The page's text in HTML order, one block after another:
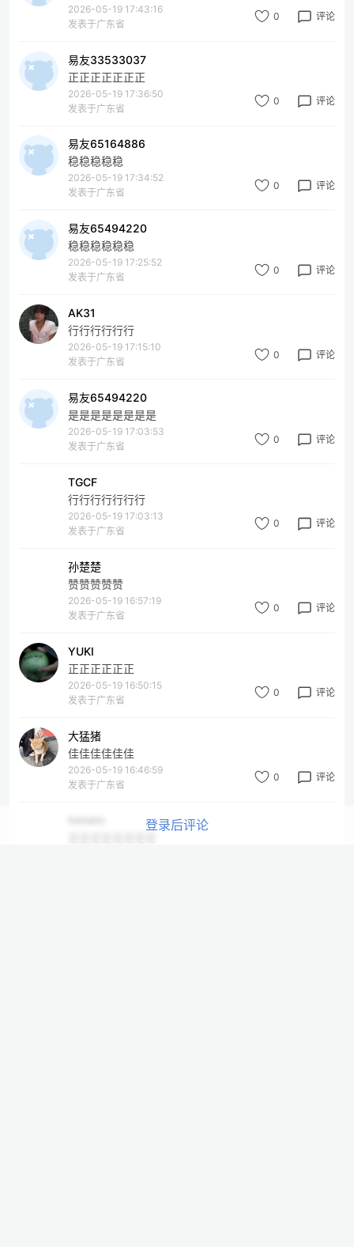
2026-05-19 17:43:16
发表于广东省
0 评论
易友33533037
正正正正正正正
2026-05-19 17:36:50
发表于广东省
0 评论
易友65164886
稳稳稳稳稳
2026-05-19 17:34:52
发表于广东省
0 评论
易友65494220
稳稳稳稳稳稳
2026-05-19 17:25:52
发表于广东省
0 评论
AK31
行行行行行行
2026-05-19 17:15:10
发表于广东省
0 评论
易友65494220
是是是是是是是是
2026-05-19 17:03:53
发表于广东省
0 评论
TGCF
行行行行行行行
2026-05-19 17:03:13
发表于广东省
0 评论
孙楚楚
赞赞赞赞赞
2026-05-19 16:57:19
发表于广东省
0 评论
YUKI
正正正正正正
2026-05-19 16:50:15
发表于广东省
0 评论
大猛猪
佳佳佳佳佳佳
2026-05-19 16:46:59
发表于广东省
0 评论
登录后评论